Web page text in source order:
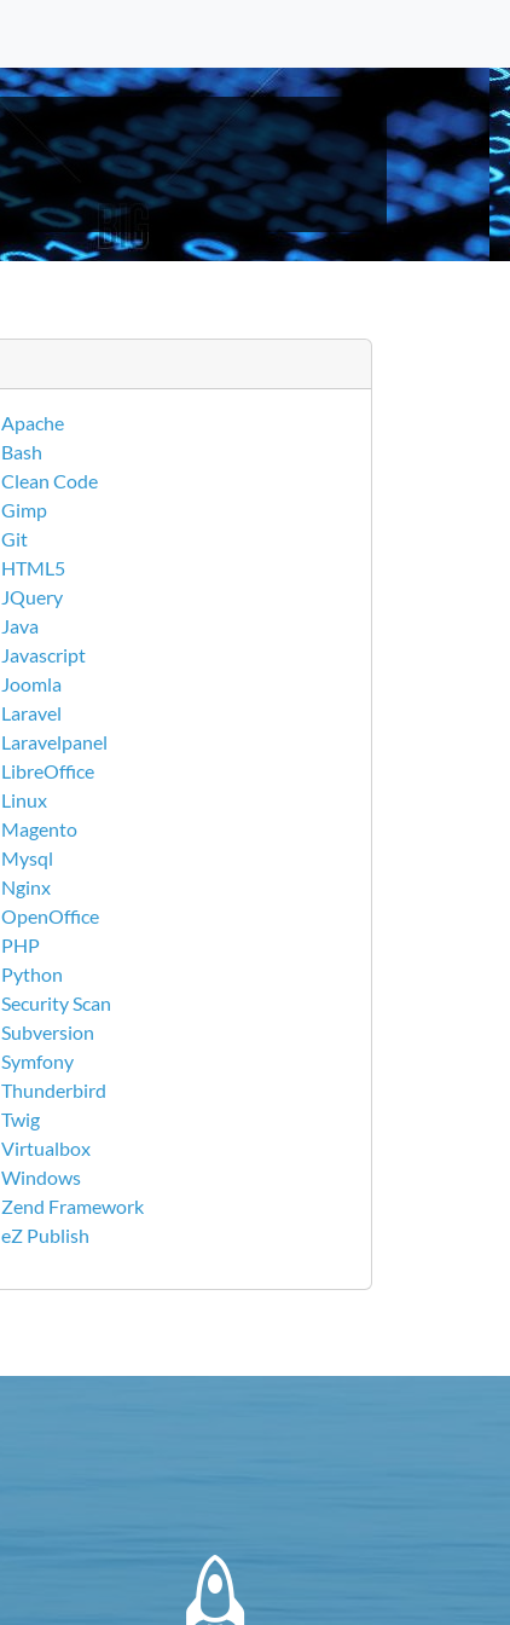
Apache
Bash
Clean Code
Gimp
Git
HTML5
JQuery
Java
Javascript
Joomla
Laravel
Laravelpanel
LibreOffice
Linux
Magento
Mysql
Nginx
OpenOffice
PHP
Python
Security Scan
Subversion
Symfony
Thunderbird
Twig
Virtualbox
Windows
Zend Framework
eZ Publish